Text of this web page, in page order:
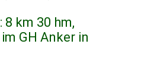
km 30 hm,
GH Anker in